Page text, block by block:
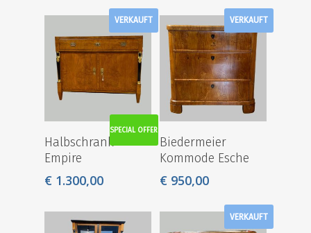
VERKAUFT
SPECIAL OFFER
Halbschrank
Empire
€ 1.300,00
VERKAUFT
Biedermeier
Kommode Esche
€ 950,00
VERKAUFT